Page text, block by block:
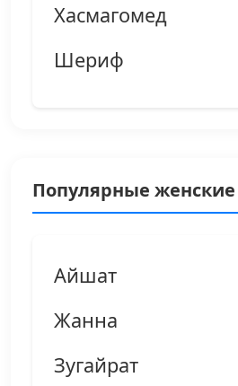
Хасмагомед
Шериф
Популярные
Айшат
Жанна
Зугайрат